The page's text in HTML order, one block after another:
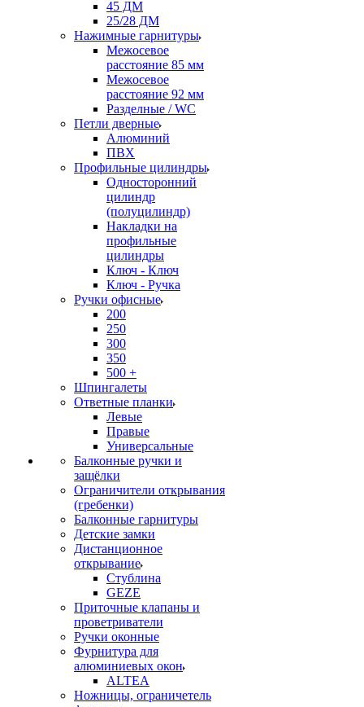
45 ДМ
25/28 ДМ
Нажимные гарнитуры
Межосевое
расстояние 85 мм
Межосевое
расстояние 92 мм
Разделные / WC
Петли дверные
Алюминий
ПВХ
Профильные цилиндры
Односторонний
цилиндр
(полуцилиндр)
Накладки на
профильные
цилиндры
Ключ - Ключ
Ключ - Ручка
Ручки офисные
200
250
300
350
500 +
Шпингалеты
Ответные планки
Левые
Правые
Универсальные
Балконные ручки и
защёлки
Ограничители открывания
(гребенки)
Балконные гарнитуры
Детские замки
Дистанционное
открывание
Стублина
GEZE
Приточные клапаны и
проветриватели
Ручки оконные
Фурнитура для
алюминиевых окон
ALTEA
Ножницы, ограничетель